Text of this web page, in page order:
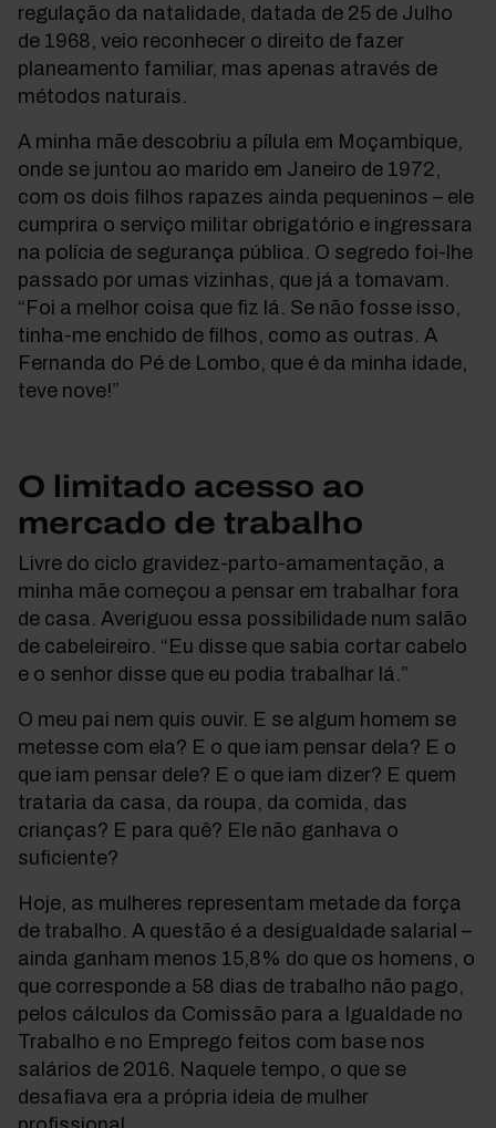
regulação da natalidade, datada de 25 de Julho
de 1968, veio reconhecer o direito de fazer
planeamento familiar, mas apenas através de
métodos naturais.
A minha mãe descobriu a pílula em Moçambique,
onde se juntou ao marido em Janeiro de 1972,
com os dois filhos rapazes ainda pequeninos – ele
cumprira o serviço militar obrigatório e ingressara
na polícia de segurança pública. O segredo foi-lhe
passado por umas vizinhas, que já a tomavam.
“Foi a melhor coisa que fiz lá. Se não fosse isso,
tinha-me enchido de filhos, como as outras. A
Fernanda do Pé de Lombo, que é da minha idade,
teve nove!”
O limitado acesso ao
mercado de trabalho
Livre do ciclo gravidez-parto-amamentação, a
minha mãe começou a pensar em trabalhar fora
de casa. Averiguou essa possibilidade num salão
de cabeleireiro. “Eu disse que sabia cortar cabelo
e o senhor disse que eu podia trabalhar lá.”
O meu pai nem quis ouvir. E se algum homem se
metesse com ela? E o que iam pensar dela? E o
que iam pensar dele? E o que iam dizer? E quem
trataria da casa, da roupa, da comida, das
crianças? E para quê? Ele não ganhava o
suficiente?
Hoje, as mulheres representam metade da força
de trabalho. A questão é a desigualdade salarial –
ainda ganham menos 15,8% do que os homens, o
que corresponde a 58 dias de trabalho não pago,
pelos cálculos da Comissão para a Igualdade no
Trabalho e no Emprego feitos com base nos
salários de 2016. Naquele tempo, o que se
desafiava era a própria ideia de mulher